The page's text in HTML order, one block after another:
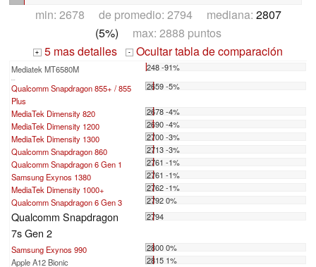
min: 2678 de promedio: 2794 mediana: 2807
(5%) max: 2888 puntos
+ 5 mas detalles - Ocultar tabla de comparación
Mediatek MT6580M 248 -91%
Qualcomm Snapdragon 855+ / 855
Plus
2659 -5%
MediaTek Dimensity 820
2678 -4%
MediaTek Dimensity 1200
2690 -4%
MediaTek Dimensity 1300
2700 -3%
Qualcomm Snapdragon 860
2713 -3%
Qualcomm Snapdragon 6 Gen 1
2761 -1%
Samsung Exynos 1380
2761 -1%
MediaTek Dimensity 1000+
2762 -1%
Qualcomm Snapdragon 6 Gen 3
2792 0%
Qualcomm Snapdragon
7s Gen 2
2794
Samsung Exynos 990
2800 0%
Apple A12 Bionic
2815 1%